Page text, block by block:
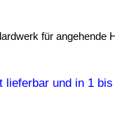
für angehende
und in 1